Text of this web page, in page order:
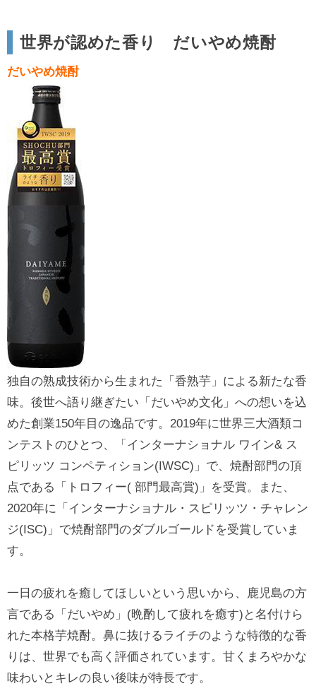
世界が認めた香り だいやめ焼酎
だいやめ焼酎
独自の熟成技術から生まれた「香熟芋」による新たな香
味。後世へ語り継ぎたい「だいやめ文化」への想いを込
めた創業150年目の逸品です。2019年に世界三大酒類コ
ンテストのひとつ、「インターナショナル ワイン& ス
ピリッツ コンペティション(IWSC)」で、焼酎部門の頂
点である「トロフィー( 部門最高賞)」を受賞。また、
2020年に「インターナショナル・スピリッツ・チャレン
ジ(ISC)」で焼酎部門のダブルゴールドを受賞していま
す。
一日の疲れを癒してほしいという思いから、鹿児島の方
言である「だいやめ」(晩酌して疲れを癒す)と名付けら
れた本格芋焼酎。鼻に抜けるライチのような特徴的な香
りは、世界でも高く評価されています。甘くまろやかな
味わいとキレの良い後味が特長です。